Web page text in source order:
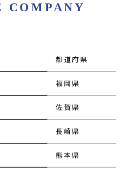
COMPANY
都道府県
福岡県
佐賀県
長崎県
熊本県